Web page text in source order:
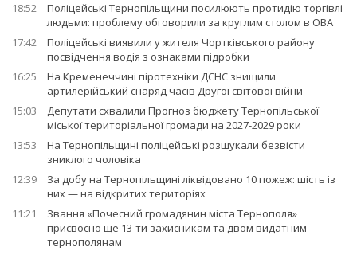
18:52
Поліцейські Тернопільщини посилюють протидію торгівлі
людьми: проблему обговорили за круглим столом в ОВА
17:42
Поліцейські виявили у жителя Чортківського району
посвідчення водія з ознаками підробки
16:25
На Кременеччині піротехніки ДСНС знищили
артилерійський снаряд часів Другої світової війни
15:03
Депутати схвалили Прогноз бюджету Тернопільської
міської територіальної громади на 2027-2029 роки
13:53
На Тернопільщині поліцейські розшукали безвісти
зниклого чоловіка
12:39
За добу на Тернопільщині ліквідовано 10 пожеж: шість із
них — на відкритих територіях
11:21
Звання «Почесний громадянин міста Тернополя»
присвоєно ще 13-ти захисникам та двом видатним
тернополянам